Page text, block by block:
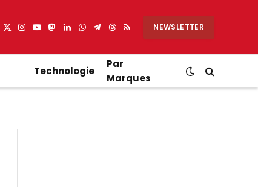
X
Instagram
YouTube
Mastodon
LinkedIn
WhatsApp
Partager
Telegram
Threads
RSS NEWSLETTER
Technologie
Par
Marques